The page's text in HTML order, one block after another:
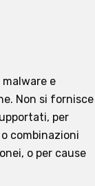
e
Non si fornisce
per
combinazioni
o per cause